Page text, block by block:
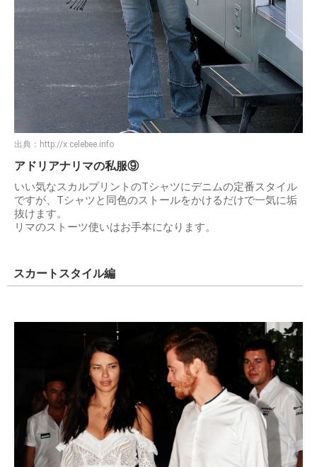
出典： http://x.celebee.info
アドリアナリマの私服⑨
いい気なスカルプリントのTシャツにデニムの定番スタイル
ですが、Tシャツと同色のストールをかけるだけで一気に垢
抜けます。
リマのストーツ使いはお手本になります。
スカートスタイル編